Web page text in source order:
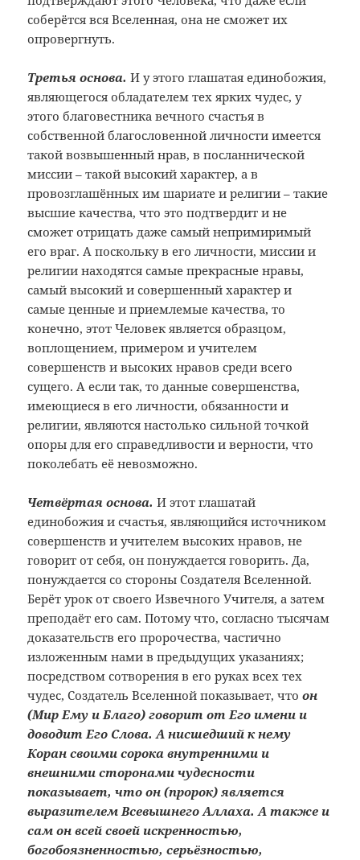
соберётся вся Вселенная, она не сможет их
опровергнуть.
Третья основа.И у этого глашатая единобожия,
являющегося обладателем тех ярких чудес, у
этого благовестника вечного счастья в
собственной благословенной личности имеется
такой возвышенный нрав, в посланнической
миссии – такой высокий характер, а в
провозглашённых им шариате и религии – такие
высшие качества, что это подтвердит и не
сможет отрицать даже самый непримиримый
его враг. А поскольку в его личности, миссии и
религии находятся самые прекрасные нравы,
самый высокий и совершенный характер и
самые ценные и приемлемые качества, то
конечно, этот Человек является образцом,
воплощением, примером и учителем
совершенств и высоких нравов среди всего
сущего. А если так, то данные совершенства,
имеющиеся в его личности, обязанности и
религии, являются настолько сильной точкой
опоры для его справедливости и верности, что
поколебать её невозможно.
Четвёртая основа.И этот глашатай
единобожия и счастья, являющийся источником
совершенств и учителем высоких нравов, не
говорит от себя, он понуждается говорить. Да,
понуждается со стороны Создателя Вселенной.
Берёт урок от своего Извечного Учителя, а затем
преподаёт его сам. Потому что, согласно тысячам
доказательств его пророчества, частично
изложенным нами в предыдущих указаниях;
посредством сотворения в его руках всех тех
чудес, Создатель Вселенной показывает, чтоон
(Мир Ему и Благо) говорит от Его имени и
доводит Его Слова. А нисшедший к нему
Коран своими сорока внутренними и
внешними сторонами чудесности
показывает, что он (пророк) является
выразителем Всевышнего Аллаха. А также и
сам он всей своей искренностью,
богобоязненностью, серьёзностью,